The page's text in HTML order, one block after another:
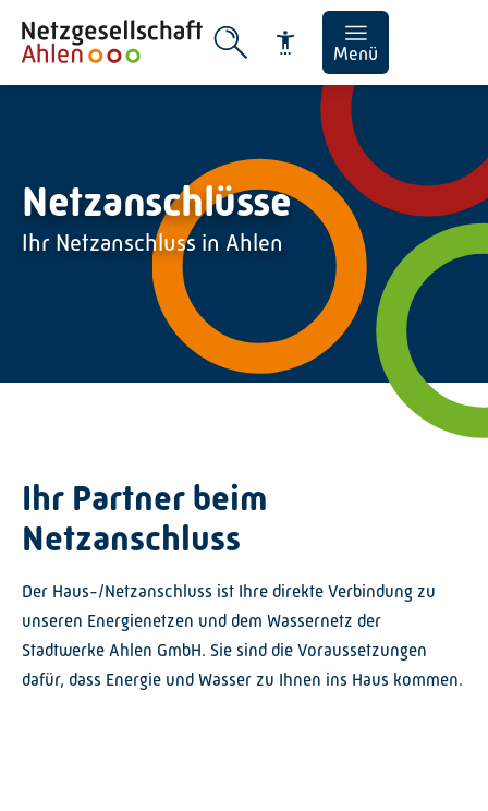
Menü
Netzanschlüsse
Ihr Netzanschluss in Ahlen
Ihr Partner beim
Netzanschluss
Der Haus-/Netzanschluss ist Ihre direkte Verbindung zu
unseren Energienetzen und dem Wassernetz der
Stadtwerke Ahlen GmbH. Sie sind die Voraussetzungen
dafür, dass Energie und Wasser zu Ihnen ins Haus kommen.
Schrift vergrößern
Schrift verkleinern
Wortabstand
Wortabstand
Zeilenabstand
Lesehilfe
Links unterstreichen
Animationen